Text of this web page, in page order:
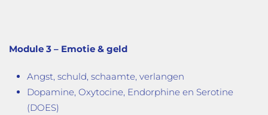
Module 3 – Emotie & geld
Angst, schuld, schaamte, verlangen
Dopamine, Oxytocine, Endorphine en Serotine
(DOES)